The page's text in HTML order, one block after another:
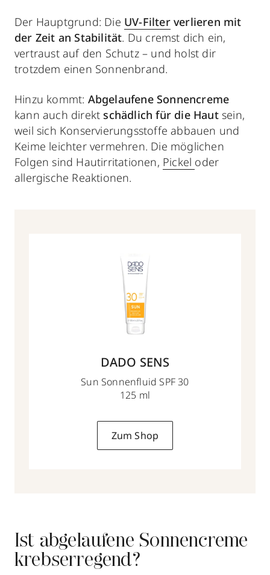
Der Hauptgrund: Die UV-Filterverlieren mit
der Zeit an Stabilität. Du cremst dich ein,
vertraust auf den Schutz – und holst dir
trotzdem einen Sonnenbrand.
Hinzu kommt: Abgelaufene Sonnencreme
kann auch direkt schädlich für die Haut sein,
weil sich Konservierungsstoffe abbauen und
Keime leichter vermehren. Die möglichen
Folgen sind Hautirritationen, Pickel oder
allergische Reaktionen.
DADO SENS
Sun Sonnenfluid SPF 30
125 ml
Zum Shop
Ist abgelaufene Sonnencreme
krebserregend?